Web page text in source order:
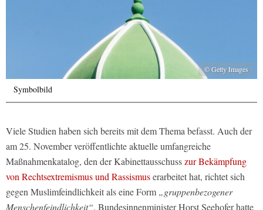
© Getty Images
Symbolbild
Viele Studien haben sich bereits mit dem Thema befasst. Auch der
am 25. November veröffentlichte aktuelle umfangreiche
Maßnahmenkatalog, den der Kabinettausschusszur Bekämpfung
von Rechtsextremismus und Rassismuserarbeitet hat, richtet sich
gegen Muslimfeindlichkeit als eine Form „gruppenbezogener
Menschenfeindlichkeit“. Bundesinnenminister Horst Seehofer hatte